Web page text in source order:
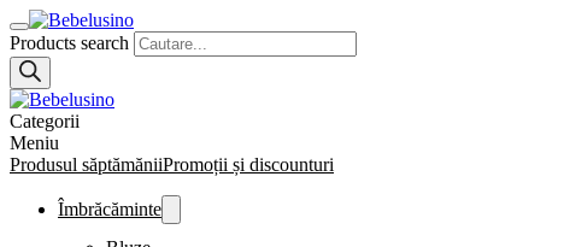
Products search
Categorii
Meniu
Produsul săptămăniiPromoții și discounturi
Îmbrăcăminte